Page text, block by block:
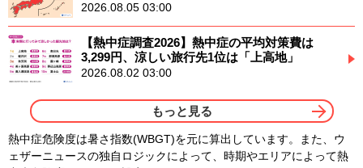
2026.08.05 03:00
【熱中症調査2026】熱中症の平均対策費は
3,299円、涼しい旅行先1位は「上高地」
2026.08.02 03:00
もっと見る
熱中症危険度は暑さ指数(WBGT)を元に算出しています。また、ウ
ェザーニュースの独自ロジックによって、時期やエリアによって熱